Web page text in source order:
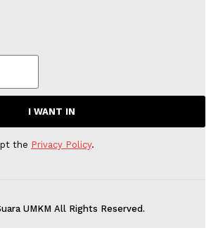
I WANT IN
the Privacy Policy.
UMKM All Rights Reserved.